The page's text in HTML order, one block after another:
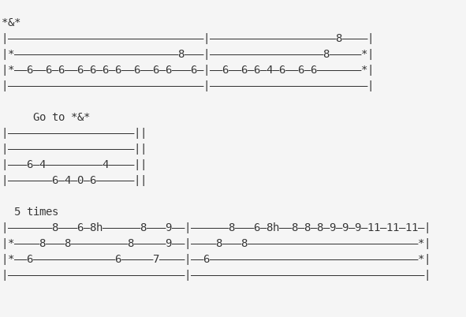
*&*
|———————————————————————————————|————————————————————8————|
|*——————————————————————————8———|——————————————————8—————*|
|*——6——6—6——6—6—6—6——6——6—6———6—|——6——6—6—4—6——6—6———————*|
|———————————————————————————————|—————————————————————————|
     Go to *&*
|————————————————————||
|————————————————————||
|———6—4—————————4————||
|———————6—4—0—6——————||
  5 times
|———————8———6—8h——————8———9——|——————8———6—8h——8—8—8—9—9—9—11—11—11—|
|*————8———8—————————8—————9——|————8———8———————————————————————————*|
|*——6—————————————6—————7————|——6—————————————————————————————————*|
|————————————————————————————|—————————————————————————————————————|